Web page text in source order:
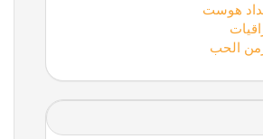
هوست
الحب